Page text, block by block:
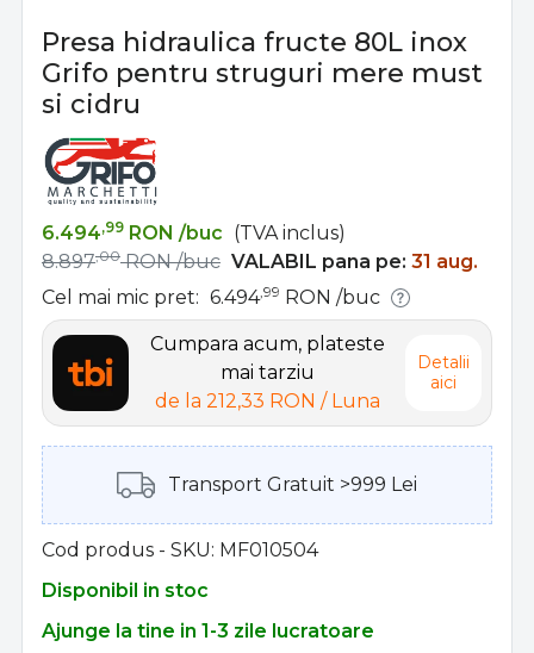
Presa hidraulica fructe 80L inox
Grifo pentru struguri mere must
si cidru
6.494,99 RON /buc (TVA inclus)
8.897,00 RON /buc VALABIL pana pe: 31 aug.
Cel mai mic pret: 6.494,99 RON /buc
Cumpara acum, plateste
mai tarziu
de la 212,33 RON / Luna
Detalii
aici
Transport Gratuit >999 Lei
Cod produs - SKU MF010504
Disponibil in stoc
Ajunge la tine in 1-3 zile lucratoare